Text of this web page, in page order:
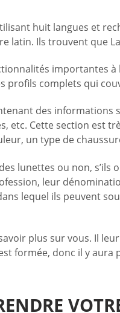
huit langues et
latin. Ils trouvent que
importantes
profils complets qui
des
etc. Cette section est
un type de
lunettes ou non,
leur
lequel ils peuvent
plus sur vous. Il
formée, donc il y aura